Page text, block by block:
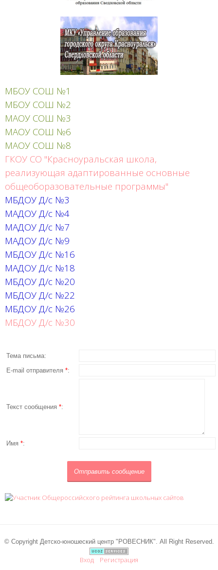
МБОУ СОШ №1
МБОУ СОШ №2
МАОУ СОШ №3
МАОУ СОШ №6
МАОУ СОШ №8
ГКОУ СО "Красноуральская школа,
реализующая адаптированные основные
общеоборазовательные программы"
МБДОУ Д/с №3
МАДОУ Д/с №4
МАДОУ Д/с №7
МАДОУ Д/с №9
МБДОУ Д/с №16
МАДОУ Д/с №18
МБДОУ Д/с №20
МБДОУ Д/с №22
МБДОУ Д/с №26
МБДОУ Д/с №30
Тема письма:
E-mail отправителя *:
Текст сообщения *:
Имя *:
© Copyright Детско-юношеский центр "РОВЕСНИК". All Right Reserved.
Вход Регистрация